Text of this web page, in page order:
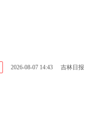
2026-08-07 14:43 吉林日报